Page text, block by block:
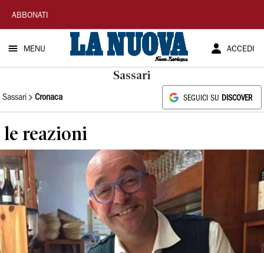
La
Nuova
Sardegna
ABBONATI
MENU ACCEDI
Sassari
Sassari Cronaca SEGUICI SU DISCOVER
le reazioni